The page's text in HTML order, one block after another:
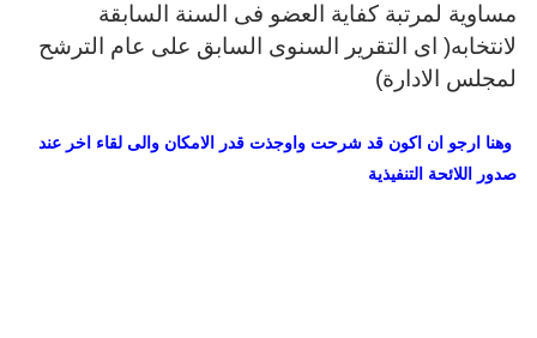
مساوية لمرتبة كفاية العضو فى السنة السابقة
لانتخابه( اى التقرير السنوى السابق على عام الترشح
لمجلس الادارة)
وهنا ارجو ان اكون قد شرحت واوجذت قدر الامكان والى لقاء اخر عند
صدور اللائحة التنفيذية